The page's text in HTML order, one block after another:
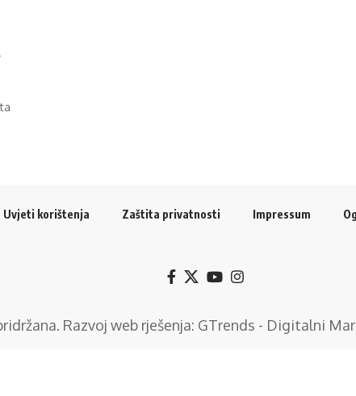
Uvjeti korištenja Zaštita privatnosti Impressum
Razvoj web rješenja: GTrends - Digitalni